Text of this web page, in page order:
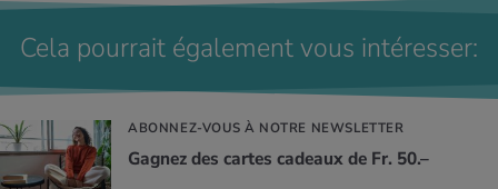
Cela pourrait également vous intéresser:
ABONNEZ-VOUS À NOTRE NEWSLETTER
Gagnez des cartes cadeaux de Fr. 50.–